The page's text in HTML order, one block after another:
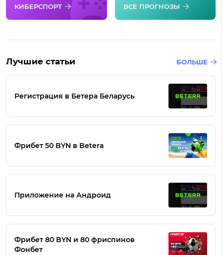
КИБЕРСПОРТ ВСЕ ПРОГНОЗЫ
Лучшие статьи БОЛЬШЕ
Регистрация в Бетера Беларусь
Фрибет 50 BYN в Betera
Приложение на Андроид
Фрибет 80 BYN и 80 фриспинов
Фонбет